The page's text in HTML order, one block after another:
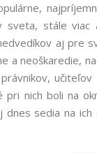
stále viac
aj pre
a neoškaredie,
nich boli na
sedia na